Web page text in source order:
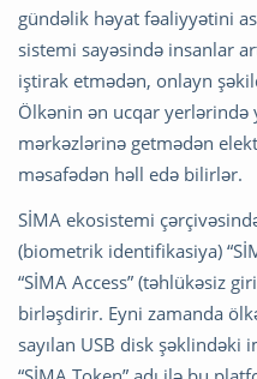
gündəlik həyat fəaliyyətini
sistemi sayəsində insanlar
iştirak etmədən, onlayn
Ölkənin ən ucqar yerlərində
mərkəzlərinə getmədən
məsafədən həll edə bilirlər.
SİMA ekosistemi
(biometrik identifikasiya)
“SİMA Access” (təhlükəsiz
birləşdirir. Eyni zamanda
sayılan USB disk